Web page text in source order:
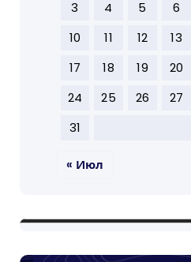
3
4 5 6
10
11 12 13
17
18 19 20
24
25 26 27
31
« Июл